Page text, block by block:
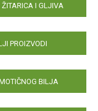
I GLJIVA
PROIZVODI
BILJA